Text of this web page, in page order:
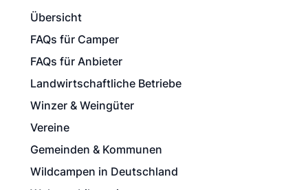
Übersicht
FAQs für Camper
FAQs für Anbieter
Landwirtschaftliche Betriebe
Winzer & Weingüter
Vereine
Gemeinden & Kommunen
Wildcampen in Deutschland